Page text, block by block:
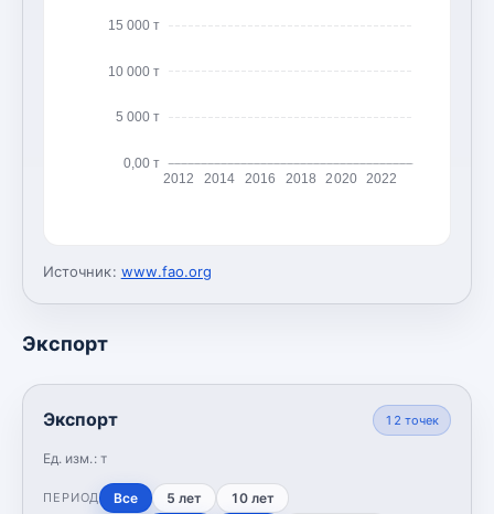
0,00 т
5 000 т
10 000 т
15 000 т
2012 2014 2016 2018 2020 2022
Источник: www.fao.org
Экспорт
Экспорт
Ед. изм.: т
12 точек
ПЕРИОД Все 5 лет 10 лет